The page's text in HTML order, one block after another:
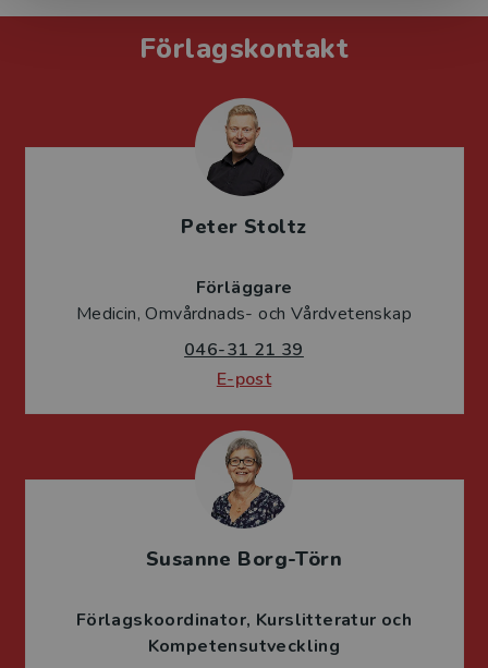
Förlagskontakt
Peter Stoltz
Förläggare
Medicin, Omvårdnads- och Vårdvetenskap
046-31 21 39
E-post
Susanne Borg-Törn
Förlagskoordinator Kurslitteratur och
Kompetensutveckling